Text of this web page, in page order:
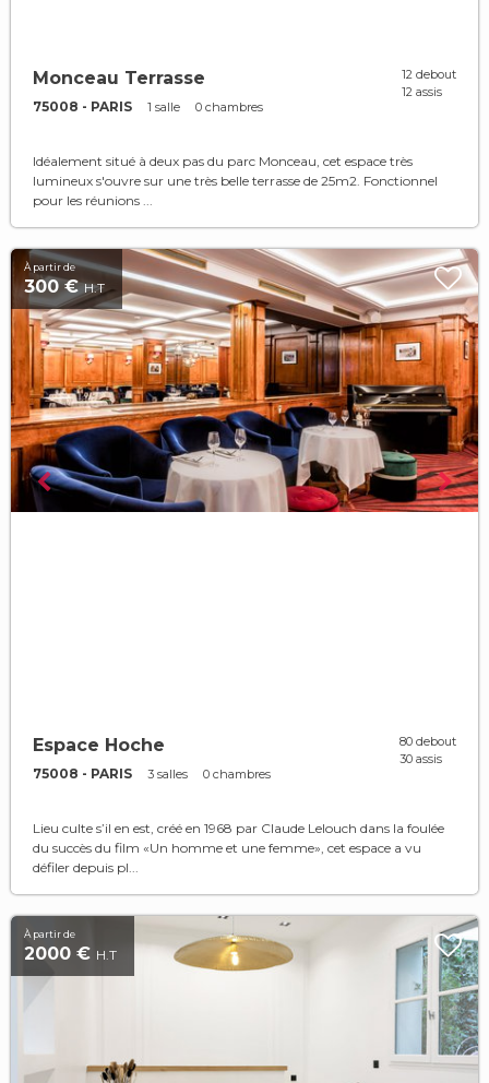
Monceau Terrasse
75008 - PARIS 1 salle 0 chambres
12 debout
12 assis
Idéalement situé à deux pas du parc Monceau, cet espace très
lumineux s'ouvre sur une très belle terrasse de 25m2. Fonctionnel
pour les réunions ...
À partir de
300 €H.T
Espace Hoche
75008 - PARIS 3 salles 0 chambres
80 debout
30 assis
Lieu culte s’il en est, créé en 1968 par Claude Lelouch dans la foulée
du succès du film «Un homme et une femme», cet espace a vu
défiler depuis pl...
À partir de
2000 € H.T